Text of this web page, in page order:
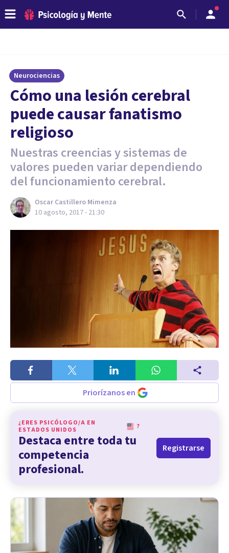
Neurociencias
Cómo una lesión cerebral
puede causar fanatismo
religioso
Nuestras creencias y sistemas de
valores pueden variar dependiendo
del funcionamiento cerebral.
Oscar Castillero Mimenza
10 agosto, 2017 - 21:30
Priorízanos en
¿ERES PSICÓLOGO/A EN
ESTADOS UNIDOS
?
Destaca entre toda tu
competencia
profesional.
Registrarse